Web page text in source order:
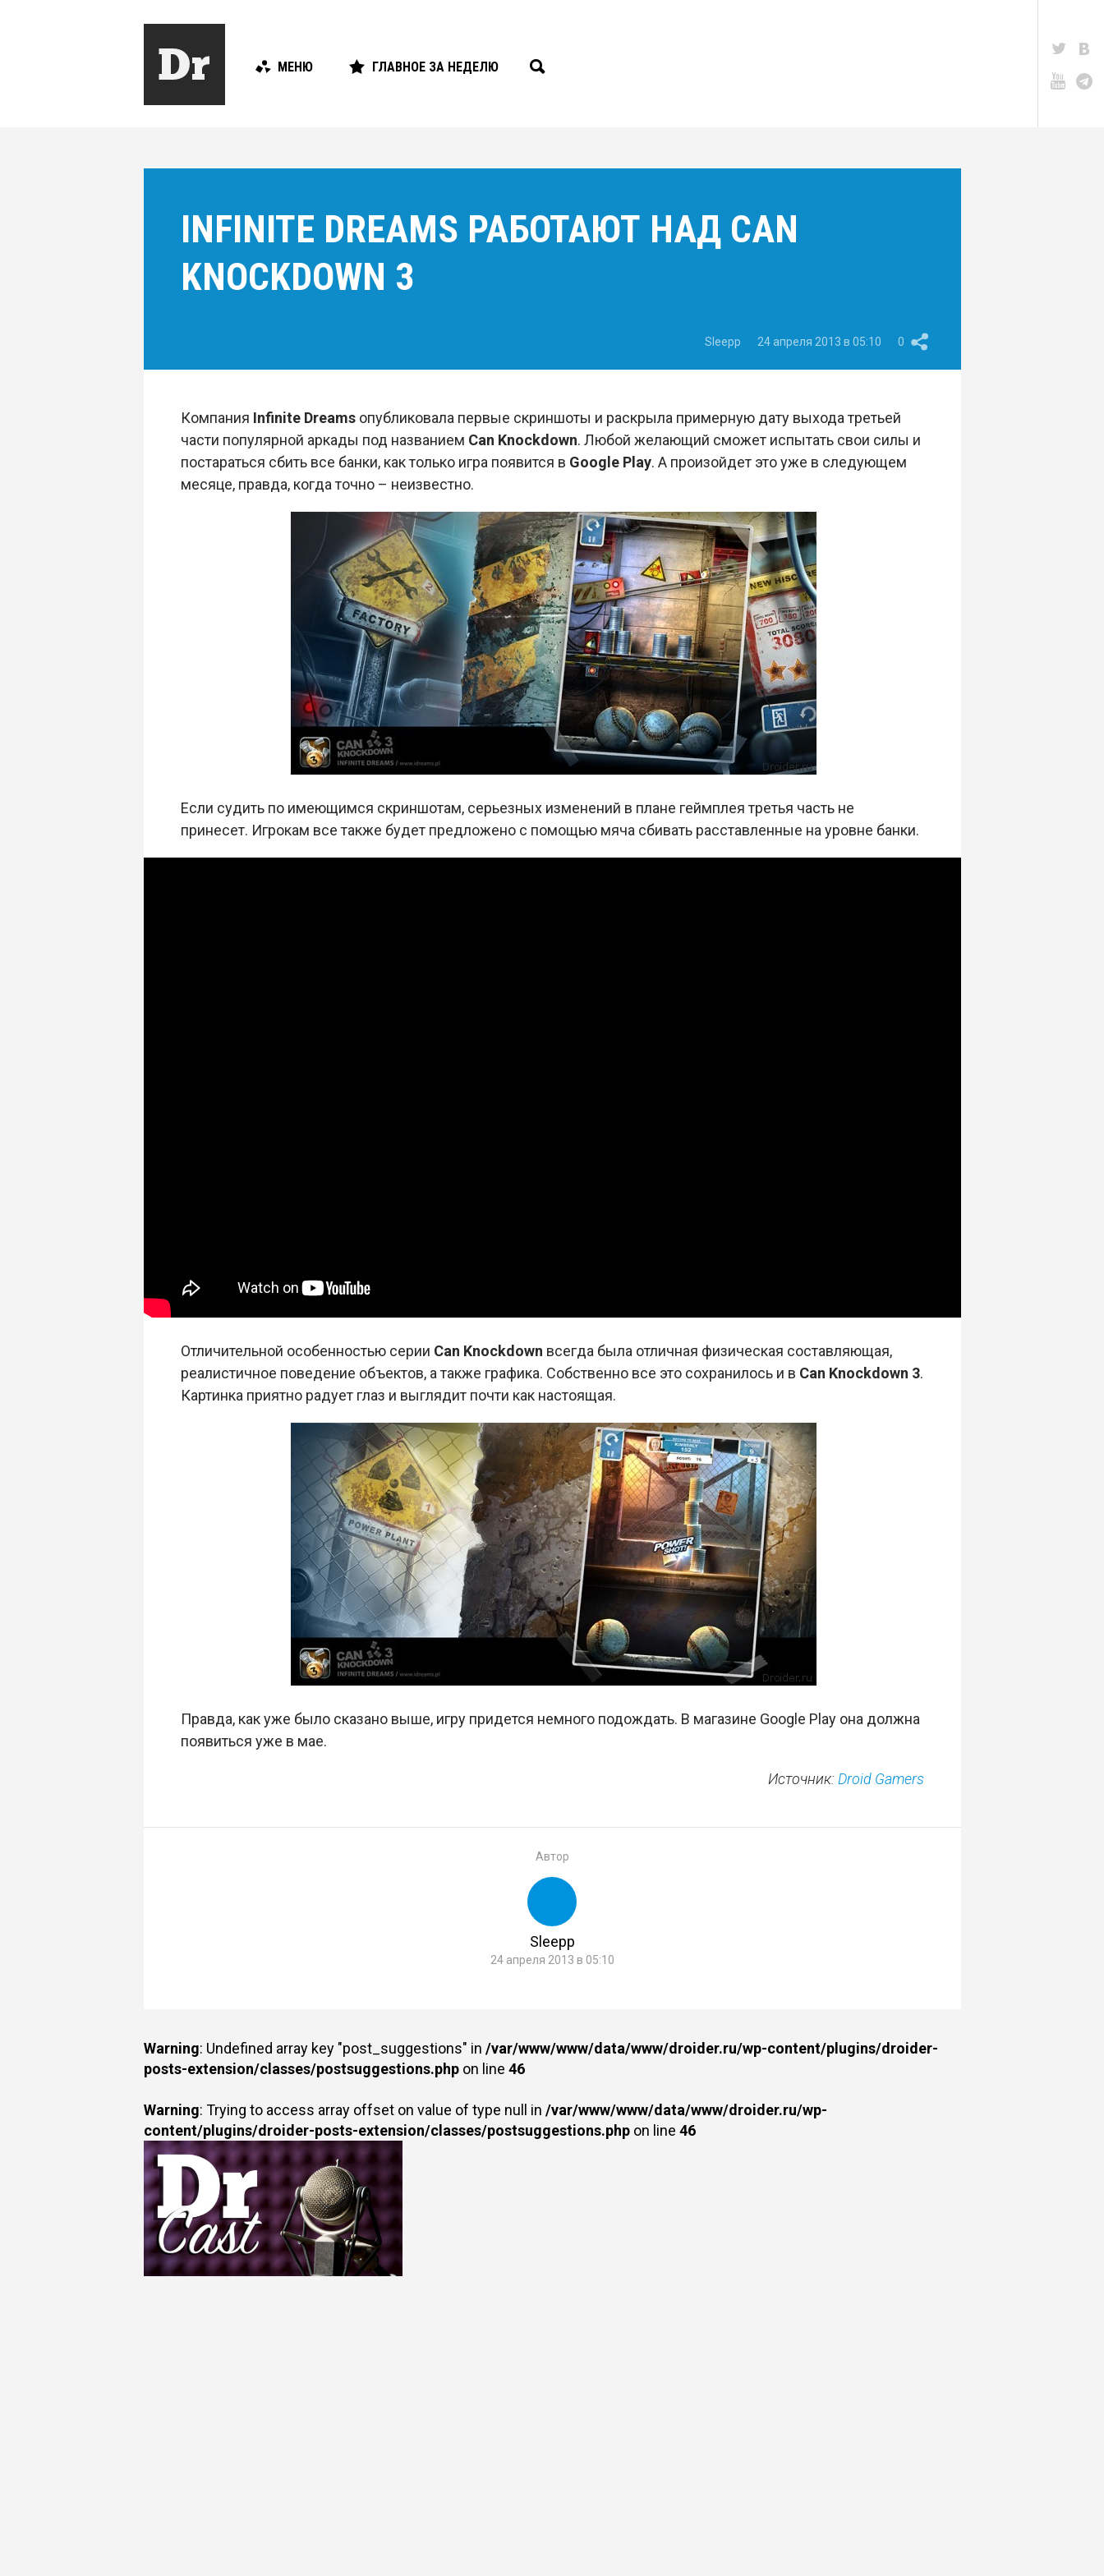
МЕНЮ ГЛАВНОЕ ЗА НЕДЕЛЮ
INFINITE DREAMS РАБОТАЮТ НАД CAN
KNOCKDOWN 3
Sleepp 24 апреля 2013 в 05:10 0
Компания Infinite Dreamsопубликовала первые скриншоты и раскрыла примерную дату выхода третьей
части популярной аркады под названием Can Knockdown. Любой желающий сможет испытать свои силы и
постараться сбить все банки, как только игра появится в Google Play. А произойдет это уже в следующем
месяце, правда, когда точно – неизвестно.
Если судить по имеющимся скриншотам, серьезных изменений в плане геймплея третья часть не
принесет. Игрокам все также будет предложено с помощью мяча сбивать расставленные на уровне банки.
Отличительной особенностью серии Can Knockdown всегда была отличная физическая составляющая,
реалистичное поведение объектов, а также графика. Собственно все это сохранилось и в Can Knockdown 3.
Картинка приятно радует глаз и выглядит почти как настоящая.
Правда, как уже было сказано выше, игру придется немного подождать. В магазине Google Play она должна
появиться уже в мае.
Источник: Droid Gamers
Автор
Sleepp
24 апреля 2013 в 05:10
Warning: Undefined array key "post_suggestions" in /var/www/www/data/www/droider.ru/wp-content/plugins/droider-
posts-extension/classes/postsuggestions.phpon line 46
Warning: Trying to access array offset on value of type null in /var/www/www/data/www/droider.ru/wp-
content/plugins/droider-posts-extension/classes/postsuggestions.phpon line 46